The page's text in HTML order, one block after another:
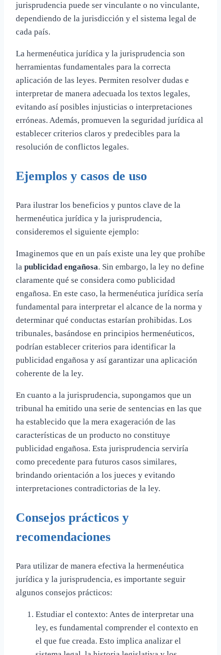
jurisprudencia puede ser vinculante o no vinculante,
dependiendo de la jurisdicción y el sistema legal de
cada país.
La hermenéutica jurídica y la jurisprudencia son
herramientas fundamentales para la correcta
aplicación de las leyes. Permiten resolver dudas e
interpretar de manera adecuada los textos legales,
evitando así posibles injusticias o interpretaciones
erróneas. Además, promueven la seguridad jurídica al
establecer criterios claros y predecibles para la
resolución de conflictos legales.
Ejemplos y casos de uso
Para ilustrar los beneficios y puntos clave de la
hermenéutica jurídica y la jurisprudencia,
consideremos el siguiente ejemplo:
Imaginemos que en un país existe una ley que prohíbe
la publicidad engañosa. Sin embargo, la ley no define
claramente qué se considera como publicidad
engañosa. En este caso, la hermenéutica jurídica sería
fundamental para interpretar el alcance de la norma y
determinar qué conductas estarían prohibidas. Los
tribunales, basándose en principios hermenéuticos,
podrían establecer criterios para identificar la
publicidad engañosa y así garantizar una aplicación
coherente de la ley.
En cuanto a la jurisprudencia, supongamos que un
tribunal ha emitido una serie de sentencias en las que
ha establecido que la mera exageración de las
características de un producto no constituye
publicidad engañosa. Esta jurisprudencia serviría
como precedente para futuros casos similares,
brindando orientación a los jueces y evitando
interpretaciones contradictorias de la ley.
Consejos prácticos y
recomendaciones
Para utilizar de manera efectiva la hermenéutica
jurídica y la jurisprudencia, es importante seguir
algunos consejos prácticos:
Estudiar el contexto: Antes de interpretar una
ley, es fundamental comprender el contexto en
el que fue creada. Esto implica analizar el